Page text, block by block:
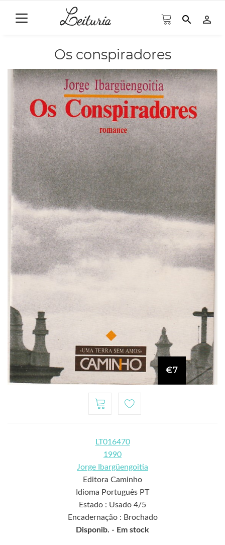
search person_outline
Os conspiradores
€7
LT016470
1990
Jorge Ibargüengoitia
Editora Caminho
Idioma Português PT
Estado : Usado 4/5
Encadernação : Brochado
Disponib. - Em stock